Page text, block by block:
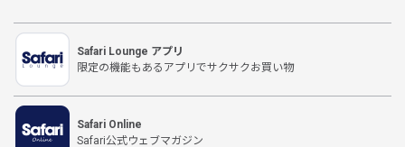
Safari Lounge アプリ
限定の機能もあるアプリでサクサクお買い物
Safari Online
Safari公式ウェブマガジン